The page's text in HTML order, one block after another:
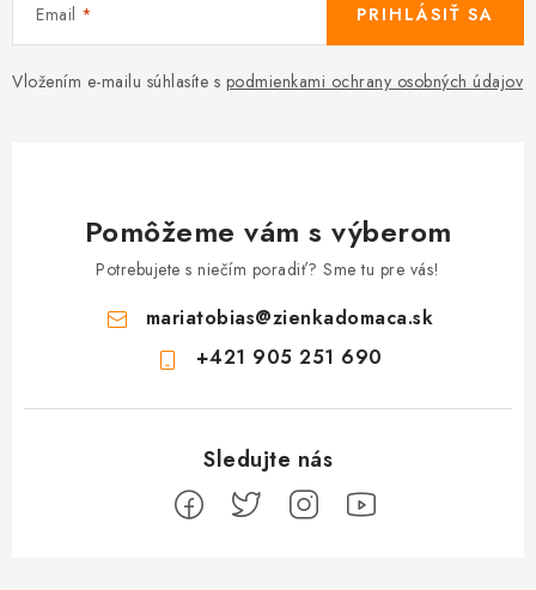
Email
Vložením e-mailu súhlasíte s podmienkami ochrany osobných údajov
PRIHLÁSIŤ SA
Pomôžeme vám s výberom
Potrebujete s niečím poradiť? Sme tu pre vás!
mariatobias@zienkadomaca.sk
+421 905 251 690